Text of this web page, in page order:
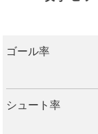
ゴール率
シュート率